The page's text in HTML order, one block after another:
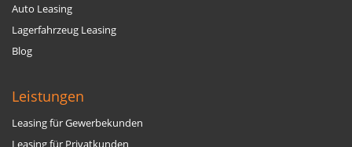
Auto Leasing
Lagerfahrzeug Leasing
Blog
Leistungen
Leasing für Gewerbekunden
Leasing für Privatkunden